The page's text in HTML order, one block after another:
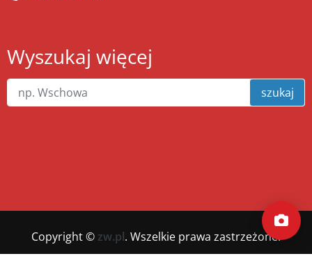
Wyszukaj więcej
szukaj
Copyright © zw.pl. Wszelkie prawa zastrzeżone.
Wykonaniexnc.pl